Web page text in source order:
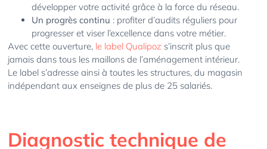
développer votre activité grâce à la force du réseau.
Un progrès continu : profiter d’audits réguliers pour
progresser et viser l’excellence dans votre métier.
Avec cette ouverture, le label Qualipoz s’inscrit plus que
jamais dans tous les maillons de l’aménagement intérieur.
Le label s’adresse ainsi à toutes les structures, du magasin
indépendant aux enseignes de plus de 25 salariés.
Diagnostic technique de